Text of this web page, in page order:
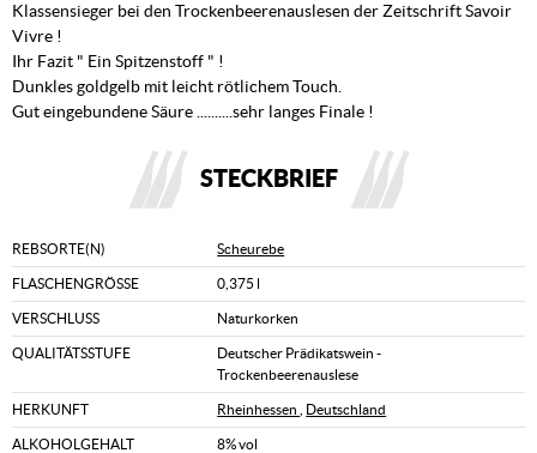
Klassensieger bei den Trockenbeerenauslesen der Zeitschrift Savoir
Vivre !
Ihr Fazit " Ein Spitzenstoff " !
Dunkles goldgelb mit leicht rötlichem Touch.
Gut eingebundene Säure ..........sehr langes Finale !
STECKBRIEF
REBSORTE(N) Scheurebe
FLASCHENGRÖSSE 0,375 l
VERSCHLUSS Naturkorken
QUALITÄTSSTUFE
Deutscher Prädikatswein -
Trockenbeerenauslese
HERKUNFT Rheinhessen Deutschland
ALKOHOLGEHALT 8% vol